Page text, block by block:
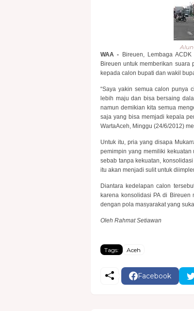
WAA - Bireuen, Lembaga
Bireuen untuk memberikan
kepada calon bupati dan wakil
“Saya yakin semua calon punya
lebih maju dan bisa bersaing
namun demikian kita semua
saja yang bisa memjadi kepala
WartaAceh, Minggu (24/6/2012)
Untuk itu, pria yang disapa
pemimpin yang memiliki
sebab tanpa kekuatan,
itu akan menjadi sulit untuk
Diantara kedelapan calon
karena konsolidasi PA di
dengan pola masyarakat yang
Oleh Rahmat Setiawan
Tags: Aceh
Facebook